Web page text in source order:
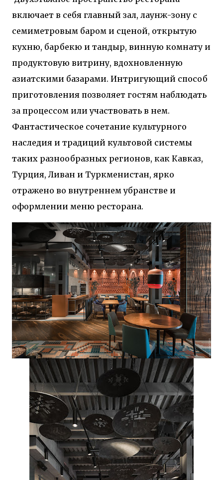
двух объектов: «Théia» (75 квартир, из которых 17
— социального назначения, общая площадь 5 364
м²) и «Opale & Sens» (38 квартир, включая 11
доступных, площадь 2 845 м²). В общей сложности
113 жилых единиц спроектированы с учетом
строгих норм пожарной безопасности,
принципов биоразнообразия и социальной
инклюзивности. Успех проекта был подтвержден
победой в городском конкурсе 2021 года и
получением престижной награды «Серебряная
застройщиков Окситании в 2024 году. Концепция
«Jardins Secrets» — это современный
средиземноморский манифест. Архитекторы
стремились объединить память о военном
прошлом участка с принц...
включает в себя главный зал, лаунж-зону с
семиметровым баром и сценой, открытую
кухню, барбекю и тандыр, винную комнату и
продуктовую витрину, вдохновленную
азиатскими базарами. Интригующий способ
приготовления позволяет гостям наблюдать
за процессом или участвовать в нем.
Фантастическое сочетание культурного
наследия и традиций культовой системы
таких разнообразных регионов, как Кавказ,
Турция, Ливан и Туркменистан, ярко
отражено во внутреннем убранстве и
оформлении меню ресторана.